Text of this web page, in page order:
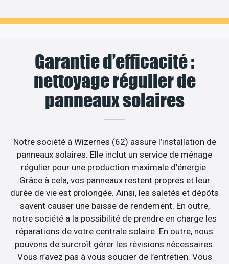
Garantie d’efficacité :
nettoyage régulier de
panneaux solaires
Notre société à Wizernes (62) assure l’installation de
panneaux solaires. Elle inclut un service de ménage
régulier pour une production maximale d’énergie.
Grâce à cela, vos panneaux restent propres et leur
durée de vie est prolongée. Ainsi, les saletés et dépôts
savent causer une baisse de rendement. En outre,
notre société a la possibilité de prendre en charge les
réparations de votre centrale solaire. En outre, nous
pouvons de surcroît gérer les révisions nécessaires.
Vous n’avez pas à vous soucier de l’entretien. Vous